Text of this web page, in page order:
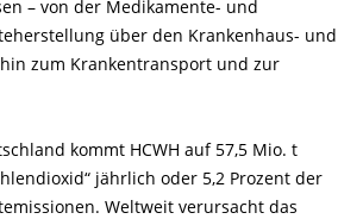
– von der Medikamente- und
über den Krankenhaus- und
zum Krankentransport und zur
kommt HCWH auf 57,5 Mio. t
jährlich oder 5,2 Prozent der
Weltweit verursacht das